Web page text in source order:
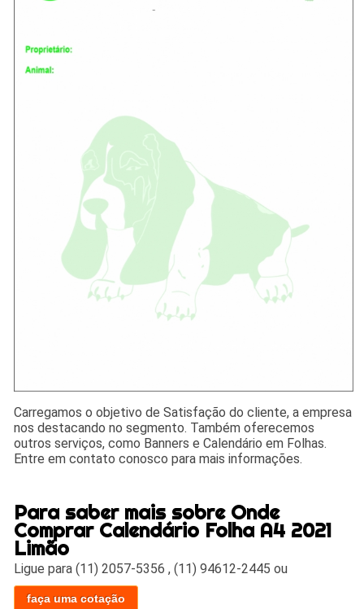
Carregamos o objetivo de Satisfação do cliente, a empresa
nos destacando no segmento. Também oferecemos
outros serviços, como Banners e Calendário em Folhas.
Entre em contato conosco para mais informações.
Para saber mais sobre Onde
Comprar Calendário Folha A4 2021
Limão
Ligue para(11) 2057-5356 ,(11) 94612-2445 ou
faça uma cotação